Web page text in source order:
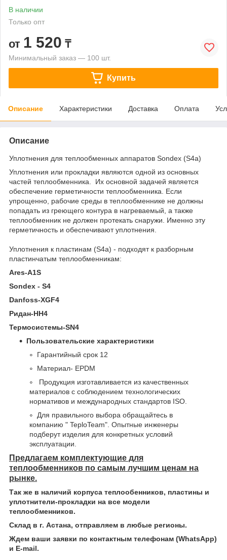
В наличии
Только опт
от 1 520 ₸
Минимальный заказ — 100 шт.
Купить
Описание Характеристики Доставка Оплата
Описание
Уплотнения для теплообменных аппаратов Sondex (S4a)
Уплотнения или прокладки являются одной из основных
частей теплообменника. Их основной задачей является
обеспечение герметичности теплообменника. Если
упрощенно, рабочие среды в теплообменнике не должны
попадать из греющего контура в нагреваемый, а также
теплообменник не должен протекать снаружи. Именно эту
герметичность и обеспечивают уплотнения.
Уплотнения к пластинам (S4a) - подходят к разборным
пластинчатым теплообменникам:
Ares-A1S
Sondex - S4
Danfoss-XGF4
Ридан-HH4
Термосистемы-SN4
Пользовательские характеристики
Гарантийный срок 12
Материал- EPDM
Продукция изготавливается из качественных
материалов с соблюдением технологических
нормативов и международных стандартов ISO.
Для правильного выбора обращайтесь в
компанию " TeploTeam". Опытные инженеры
подберут изделия для конкретных условий
эксплуатации.
Предлагаем комплектующие для
теплообменников по самым лучшим ценам на
рынке.
Так же в наличий корпуса теплообенников, пластины и
уплотнители-прокладки на все модели
теплообменников.
Склад в г. Астана, отправляем в любые регионы.
Ждем ваши заявки по контактным телефонам (WhatsApp)
и Е-mail.